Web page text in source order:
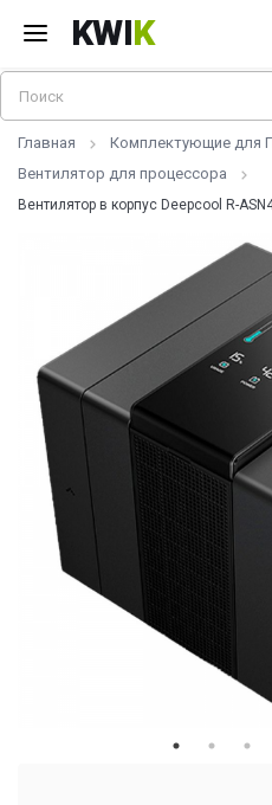
KWIK
Главная
Комплектующие для
Вентилятор для процессора
Вентилятор в корпус Deepcool R-